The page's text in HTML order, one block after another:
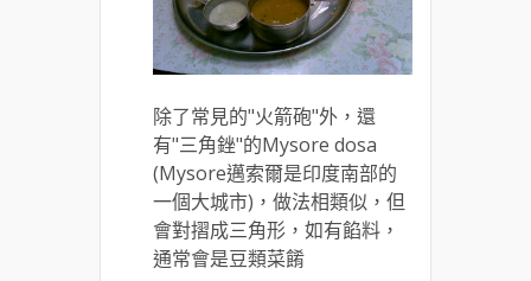
除了常見的"火箭砲"外，還
有"三角銼"的Mysore dosa
(Mysore邁索爾是印度南部的
一個大城市)，做法相類似，但
會對摺成三角形，如有餡料，
通常會是豆類菜餚